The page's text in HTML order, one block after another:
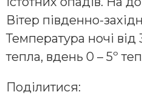
Вітер південно-
Температура ночі від
тепла, вдень 0 – 5º
Поділитися: